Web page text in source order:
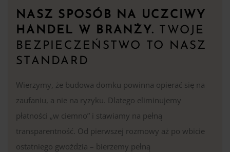
NASZ SPOSÓB NA UCZCIWY
HANDEL W BRANŻY.
TWOJE
BEZPIECZEŃSTWO TO NASZ
STANDARD
Wierzymy, że budowa domku powinna opierać się na
zaufaniu, a nie na ryzyku. Dlatego eliminujemy
płatności „w ciemno” i stawiamy na pełną
transparentność. Od pierwszej rozmowy aż po wbicie
ostatniego gwoździa – bierzemy pełną